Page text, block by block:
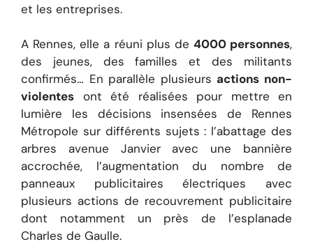
et les entreprises.
A Rennes, elle a réuni plus de 4000 personnes,
des jeunes, des familles et des militants
confirmés… En parallèle plusieurs actions non-
violentes ont été réalisées pour mettre en
lumière les décisions insensées de Rennes
Métropole sur différents sujets : l’abattage des
arbres avenue Janvier avec une bannière
accrochée, l’augmentation du nombre de
panneaux publicitaires électriques avec
plusieurs actions de recouvrement publicitaire
dont notamment un près de l’esplanade
Charles de Gaulle.